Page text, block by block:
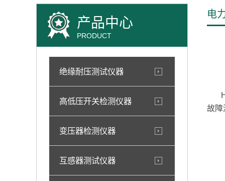
产品中心
PRODUCT
绝缘耐压测试仪器
高低压开关检测仪器
变压器检测仪器
互感器测试仪器
电
故障